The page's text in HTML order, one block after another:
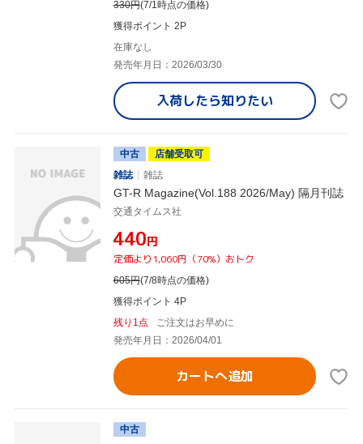
330円(7/1時点の価格)
獲得ポイント 2P
在庫なし
発売年月日：2026/03/30
入荷したら知りたい
中古
店舗受取可
雑誌
雑誌
GT-R Magazine(Vol.188 2026/May) 隔月刊誌
交通タイムス社
¥440円
定価より1,060円（70%）おトク
605円(7/8時点の価格)
獲得ポイント 4P
残り1点
ご注文はお早めに
発売年月日：2026/04/01
カートへ追加
中古